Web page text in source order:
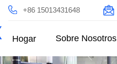
+86 15013431648
Hogar Sobre Nosotros